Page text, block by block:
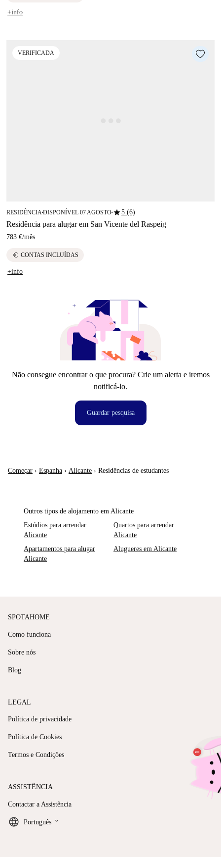
+info
VERIFICADA
RESIDÊNCIA■DISPONÍVEL 07 AGOSTO■star5 (6)
Residência para alugar em San Vicente del Raspeig
783 €/mês
euro CONTAS INCLUÍDAS
+info
Não consegue encontrar o que procura? Crie um alerta e iremos
notificá-lo.
Guardar pesquisa
Começar › Espanha › Alicante › Residências de estudantes
Outros tipos de alojamento em Alicante
Estúdios para arrendar
Alicante
Quartos para arrendar
Alicante
Apartamentos para alugar
Alicante
Alugueres em Alicante
SPOTAHOME
Como funciona
Sobre nós
Blog
LEGAL
Política de privacidade
Política de Cookies
Termos e Condições
ASSISTÊNCIA
Contactar a Assistência
Português keyboard_arrow_down